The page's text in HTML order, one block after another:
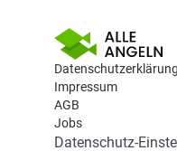
Datenschutzerklärung
Impressum
AGB
Jobs
Datenschutz-